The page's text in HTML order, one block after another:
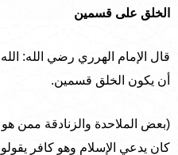
الخلق على قسمين
قال الإمام الهرري رضي الله:
أن يكون الخلق قسمين.
(بعض الملاحدة والزنادقة ممن
كان يدعي الإسلام وهو كافر